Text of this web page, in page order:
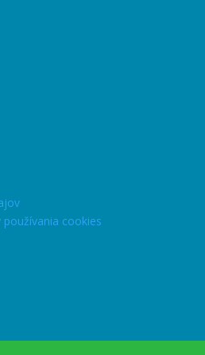
cookies